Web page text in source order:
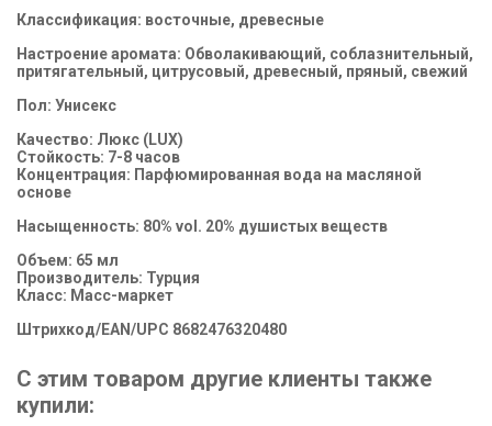
Классификация: восточные, древесные
Настроение аромата: Обволакивающий, соблазнительный,
притягательный, цитрусовый, древесный, пряный, свежий
Пол: Унисекс
Качество: Люкс (LUX)
Стойкость: 7-8 часов
Концентрация: Парфюмированная вода на масляной
основе
Насыщенность: 80% vol. 20% душистых веществ
Объем: 65 мл
Производитель: Турция
Класс: Масс-маркет
Штрихкод/EAN/UPC 8682476320480
С этим товаром другие клиенты также
купили: